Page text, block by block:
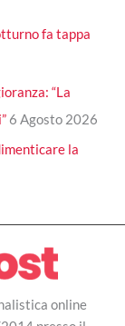
fa tappa
“La
6 Agosto 2026
la
online